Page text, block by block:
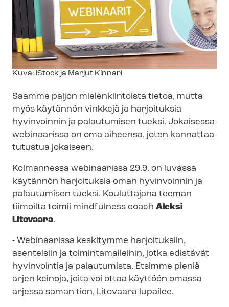
Kuvateksti
Kuva: iStock ja Marjut Kinnari
Saamme paljon mielenkiintoista tietoa, mutta
myös käytännön vinkkejä ja harjoituksia
hyvinvoinnin ja palautumisen tueksi. Jokaisessa
webinaarissa on oma aiheensa, joten kannattaa
tutustua jokaiseen.
Kolmannessa webinaarissa 29.9. on luvassa
käytännön harjoituksia oman hyvinvoinnin ja
palautumisen tueksi. Kouluttajana teeman
tiimoilta toimii mindfulness coach Aleksi
Litovaara.
- Webinaarissa keskitymme harjoituksiin,
asenteisiin ja toimintamalleihin, jotka edistävät
hyvinvointia ja palautumista. Etsimme pieniä
arjen keinoja, joita voi ottaa käyttöön omassa
arjessa saman tien, Litovaara lupailee.